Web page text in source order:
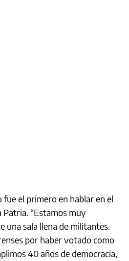
el primero en hablar en el
“Estamos muy
una sala llena de militantes.
por haber votado como
40 años de democracia,